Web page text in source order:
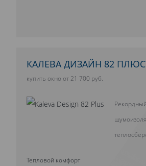
КАЛЕВА ДИЗАЙН 82 ПЛЮС
купить окно от 21 700 руб.
Тепловой комфорт